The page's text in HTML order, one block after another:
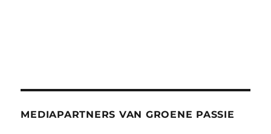
MEDIAPARTNERS VAN GROENE PASSIE